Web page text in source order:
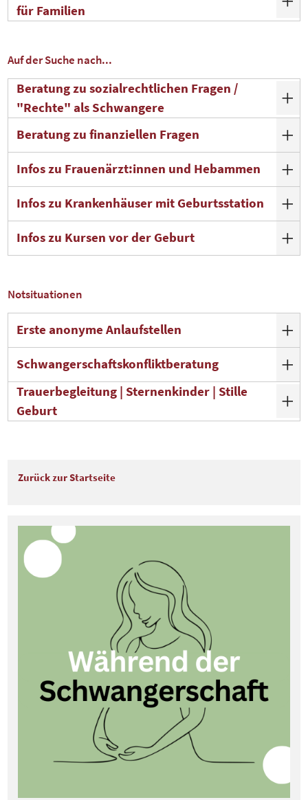
für Familien
Auf der Suche nach...
Beratung zu sozialrechtlichen Fragen /
"Rechte" als Schwangere
Beratung zu finanziellen Fragen
Infos zu Frauenärzt:innen und Hebammen
Infos zu Krankenhäuser mit Geburtsstation
Infos zu Kursen vor der Geburt
Notsituationen
Erste anonyme Anlaufstellen
Schwangerschaftskonfliktberatung
Trauerbegleitung | Sternenkinder | Stille
Geburt
Zurück zur Startseite